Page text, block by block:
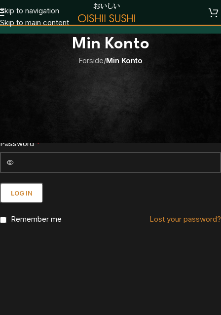
Skip to navigation
Skip to main content
Min Konto
Forside/Min Konto
Password *
LOG IN
Lost your password?
Remember me